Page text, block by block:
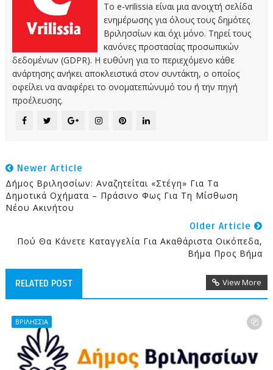
Το e-vrilissia είναι μια ανοιχτή σελίδα
ενημέρωσης για όλους τους δημότες
Βριλησσίων και όχι μόνο. Τηρεί τους
κανόνες προστασίας προσωπικών
δεδομένων (GDPR). Η ευθύνη για το περιεχόμενο κάθε
ανάρτησης ανήκει αποκλειστικά στον συντάκτη, ο οποίος
οφείλει να αναφέρει το ονοματεπώνυμό του ή την πηγή
προέλευσης.
Newer Article
Δήμος Βριλησσίων: Αναζητείται «στέγη» Για Τα
Δημοτικά Οχήματα – Πράσινο Φως Για Τη Μίσθωση
Νέου Ακινήτου
Older Article
Πού Θα Κάνετε Καταγγελία Για Ακαθάριστα Οικόπεδα,
Βήμα Προς Βήμα
RELATED POST View More
ΒΡΙΛΗΣΣΙΑ